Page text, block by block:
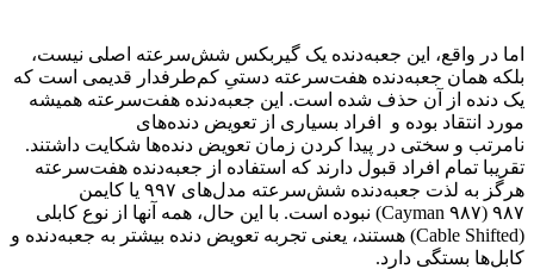
اما در واقع، این جعبه‌دنده یک گیربکس شش‌سرعته اصلی نیست،
بلکه همان جعبه‌دنده هفت‌سرعته دستیِ کم‌طرفدار قدیمی است که
یک دنده از آن حذف شده است. این جعبه‌دنده هفت‌سرعته همیشه
مورد انتقاد بوده و افراد بسیاری از تعویض دنده‌های
نامرتب و سختی در پیدا کردن زمان تعویض دنده‌ها شکایت داشتند.
تقریبا تمام افراد قبول دارند که استفاده از جعبه‌دنده هفت‌سرعته
هرگز به لذت جعبه‌دنده شش‌سرعته مدل‌های ۹۹۷ یا کایمن
۹۸۷ (۹۸۷ Cayman) نبوده است. با این حال، همه آنها از نوع کابلی
(Cable Shifted) هستند، یعنی تجربه تعویض دنده بیشتر به جعبه‌دنده و
کابل‌ها بستگی دارد.